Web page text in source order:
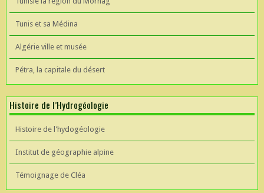
Tunis et sa Médina
Algérie ville et musée
Pétra, la capitale du désert
Histoire de l’Hydrogéologie
Histoire de l'hydogéologie
Institut de géographie alpine
Témoignage de Cléa